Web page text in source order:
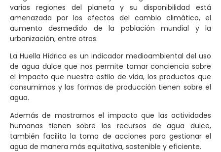
varias regiones del planeta y su disponibilidad está
amenazada por los efectos del cambio climático, el
aumento desmedido de la población mundial y la
urbanización, entre otros.
La Huella Hídrica es un indicador medioambiental del uso
de agua dulce que nos permite tomar conciencia sobre
el impacto que nuestro estilo de vida, los productos que
consumimos y las formas de producción tienen sobre el
agua.
Además de mostrarnos el impacto que las actividades
humanas tienen sobre los recursos de agua dulce,
también facilita la toma de acciones para gestionar el
agua de manera más equitativa, sostenible y eficiente.